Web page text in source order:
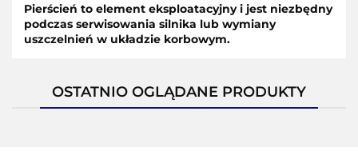
Pierścień to element eksploatacyjny i jest niezbędny
podczas serwisowania silnika lub wymiany
uszczelnień w układzie korbowym.
OSTATNIO OGLĄDANE PRODUKTY